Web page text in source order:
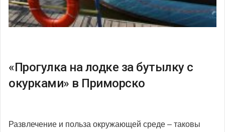
«Прогулка на лодке за бутылку с
окурками» в Приморско
Развлечение и польза окружающей среде – таковы